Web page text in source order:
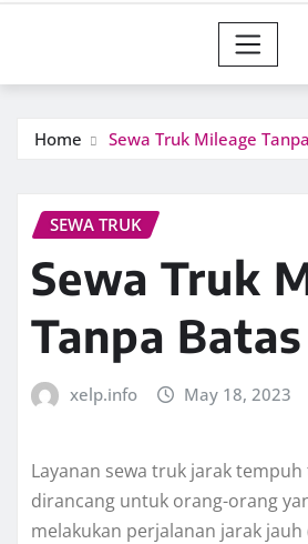
Home Sewa Truk Mileage
SEWA TRUK
Sewa Truk
Tanpa Batas
xelp.info May 18, 2023
Layanan sewa truk jarak
dirancang untuk orang-orang
melakukan perjalanan jarak